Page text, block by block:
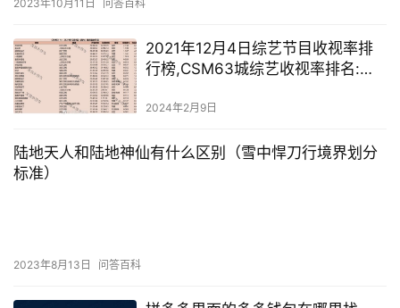
2023年10月11日 问答百科
2021年12月4日综艺节目收视率排
行榜,CSM63城综艺收视率排名:非
2024年2月9日
陆地天人和陆地神仙有什么区别（雪中悍刀行境界划分
标准）
2023年8月13日 问答百科